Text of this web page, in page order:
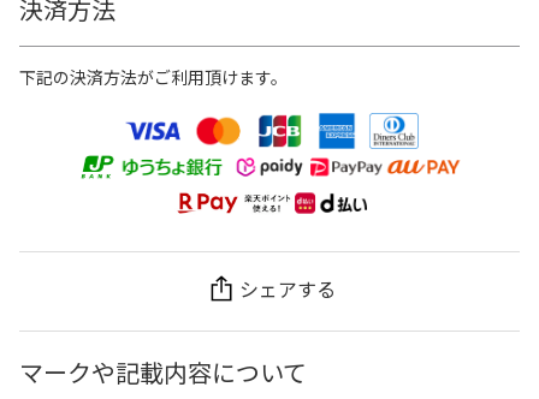
決済方法
下記の決済方法がご利用頂けます。
シェアする
マークや記載内容について